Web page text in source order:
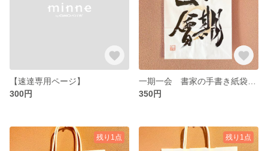
【速達専用ページ】
300円
350円
残り1点 残り1点